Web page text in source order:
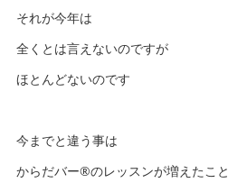
それが今年は
全くとは言えないのですが
ほとんどないのです
今までと違う事は
からだバー®️のレッスンが増えたこと